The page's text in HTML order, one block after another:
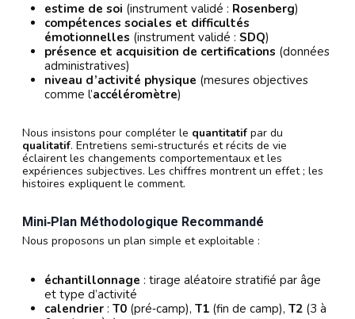
estime de soi (instrument validé : Rosenberg)
compétences sociales et difficultés
émotionnelles (instrument validé : SDQ)
présence et acquisition de certifications (données
administratives)
niveau d’activité physique (mesures objectives
comme l’accéléromètre)
Nous insistons pour compléter le quantitatif par du
qualitatif. Entretiens semi‑structurés et récits de vie
éclairent les changements comportementaux et les
expériences subjectives. Les chiffres montrent un effet ; les
histoires expliquent le comment.
Mini‑plan Méthodologique Recommandé
Nous proposons un plan simple et exploitable :
échantillonnage : tirage aléatoire stratifié par âge
et type d’activité
calendrier : T0 (pré‑camp), T1 (fin de camp), T2 (3 à